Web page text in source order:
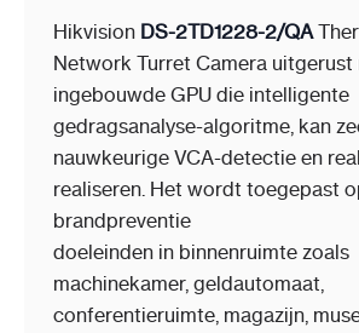
camera aan te sluiten?
Moet ik een montagebox of
gebruiken voor de installatie van deze
Hikvision DS-2TD1228-2/QA
Network Turret Camera uitgerust
ingebouwde GPU die intelligente
gedragsanalyse-algoritme, kan
nauwkeurige VCA-detectie en
realiseren. Het wordt toegepast
brandpreventie
doeleinden in binnenruimte zoals
machinekamer, geldautomaat,
conferentieruimte, magazijn,